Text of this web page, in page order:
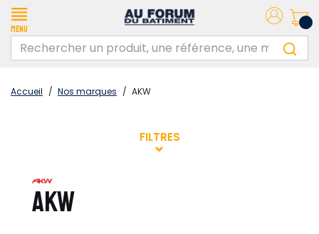
Menu
Accueil / Nos marques / AKW
FILTRES
AKW